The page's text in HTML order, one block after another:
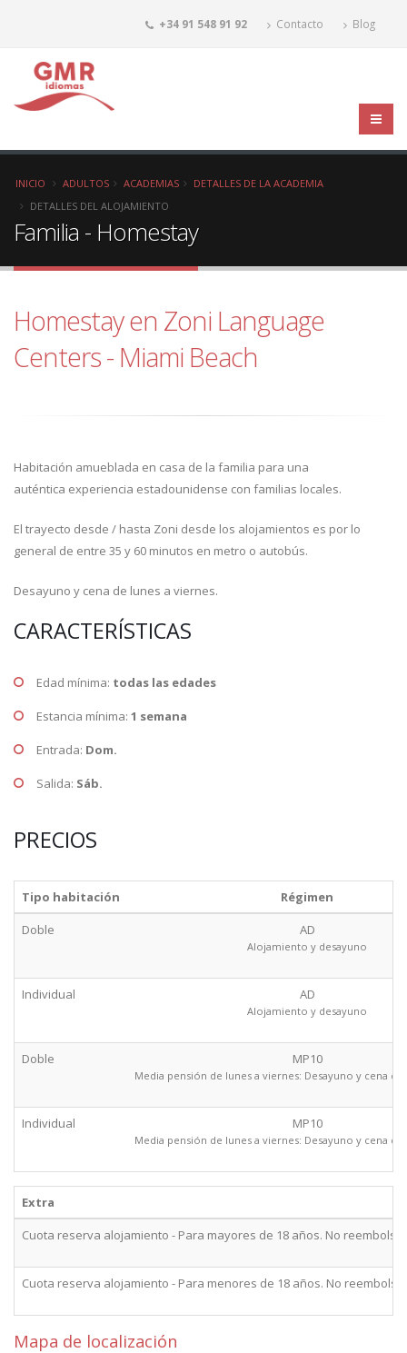
+34 91 548 91 92 Contacto Blog
INICIO ADULTOS ACADEMIAS
DETALLES DE LA ACADEMIA
DETALLES DEL ALOJAMIENTO
Familia - Homestay
Homestay en Zoni Language
Centers - Miami Beach
Habitación amueblada en casa de la familia para una
auténtica experiencia estadounidense con familias locales.
El trayecto desde / hasta Zoni desde los alojamientos es por lo
general de entre 35 y 60 minutos en metro o autobús.
Desayuno y cena de lunes a viernes.
CARACTERÍSTICAS
Edad mínima: todas las edades
Estancia mínima: 1 semana
Entrada: Dom.
Salida: Sáb.
PRECIOS
Tipo habitación
Régimen
Doble
AD
Alojamiento y desayuno
Individual AD
Alojamiento y desayuno
Doble MP10
Media pensión de lunes a viernes: Desayuno y cena
Individual MP10
Media pensión de lunes a viernes: Desayuno y cena
Extra
Cuota reserva alojamiento - Para mayores de 18 años. No
Cuota reserva alojamiento - Para menores de 18 años. No
Mapa de localización